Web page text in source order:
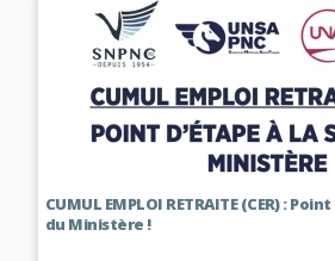
CUMUL EMPLOI RETRAITE (CER) :
du Ministère !